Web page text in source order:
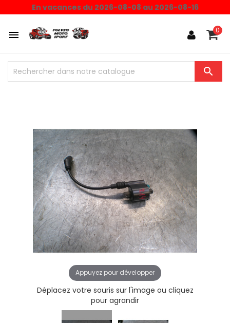
En vacances du 2026-08-08 au 2026-08-16
 0

Appuyez pour développer
Déplacez votre souris sur l'image ou cliquez
pour agrandir